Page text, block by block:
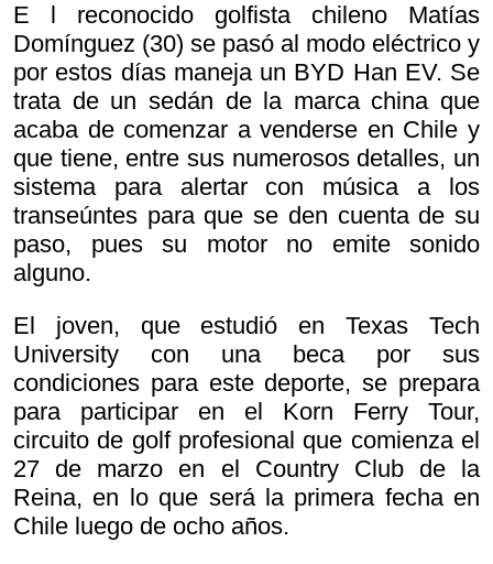
E l reconocido golfista chileno Matías
Domínguez (30) se pasó al modo eléctrico y
por estos días maneja un BYD Han EV. Se
trata de un sedán de la marca china que
acaba de comenzar a venderse en Chile y
que tiene, entre sus numerosos detalles, un
sistema para alertar con música a los
transeúntes para que se den cuenta de su
paso, pues su motor no emite sonido
alguno.
El joven, que estudió en Texas Tech
University con una beca por sus
condiciones para este deporte, se prepara
para participar en el Korn Ferry Tour,
circuito de golf profesional que comienza el
27 de marzo en el Country Club de la
Reina, en lo que será la primera fecha en
Chile luego de ocho años.